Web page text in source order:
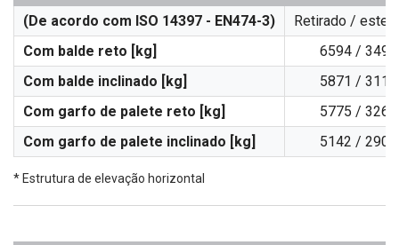
(De acordo com ISO 14397 - EN474-3)
Retirado /
Com balde reto [kg]
6594 / 3495
Com balde inclinado [kg]
5871 / 3112
Com garfo de palete reto [kg]
5775 / 3265
Com garfo de palete inclinado [kg]
5142 / 2907
* Estrutura de elevação horizontal